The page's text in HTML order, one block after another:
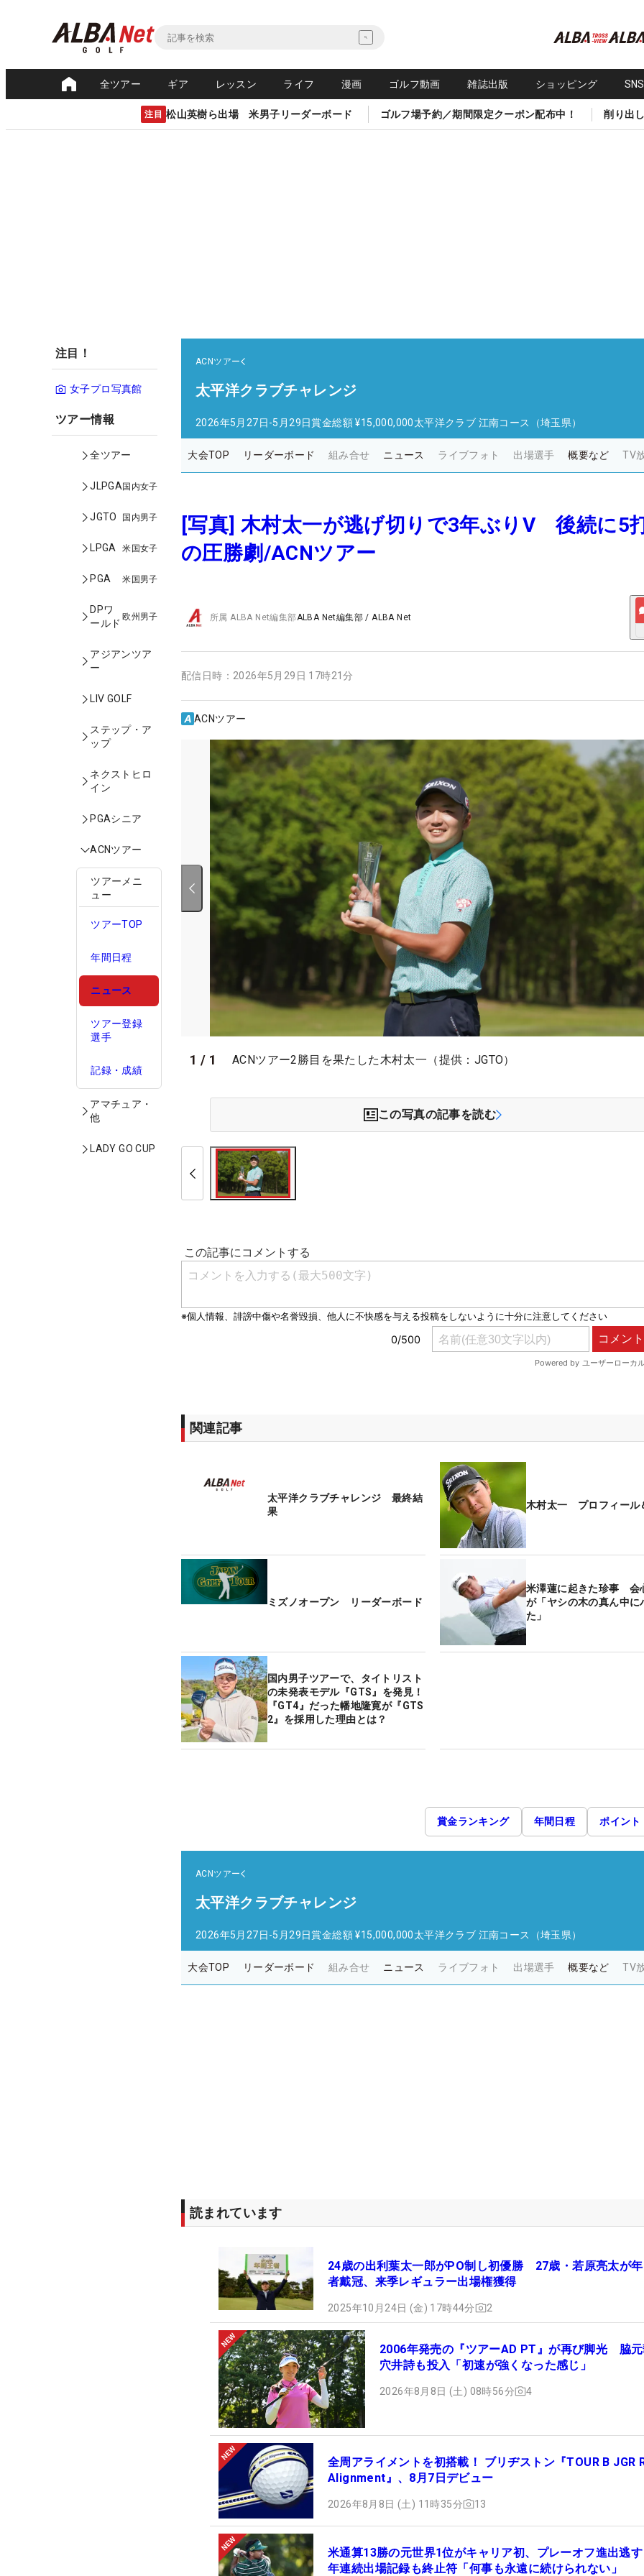
全ツアー ギア レッスン ライフ 漫画 ゴルフ動画 雑誌出版 ショッピング
注目 松山英樹ら出場 米男子リーダーボード ゴルフ場予約／期間限定クーポン配布中！ 削り出
注目！
女子プロ写真館
ツアー情報
全ツアー
JLPGA国内女子
JGTO 国内男子
LPGA 米国女子
PGA 米国男子
DPワ
ールド
欧州男子
アジアンツア
ー
LIV GOLF
ステップ・ア
ップ
ネクストヒロ
イン
PGAシニア
ACNツアー
ツアーメニ
ュー
ツアーTOP
年間日程
ニュース
ツアー登録
選手
記録・成績
アマチュア・
他
LADY GO CUP
ACNツアー
太平洋クラブチャレンジ
2026年5月27日-5月29日賞金総額 ¥15,000,000太平洋クラブ 江南コース（埼玉県）
大会TOP リーダーボード 組み合せ ニュース ライブフォト 出場選手 概要など TV
[写真] 木村太一が逃げ切りで3年ぶりV 後続に5
の圧勝劇/ACNツアー
所属ALBA Net編集部ALBA Net編集部 /ALBA Net
配信日時： 2026年5月29日 17時21分
ACNツアー
1 / 1 ACNツアー2勝目を果たした木村太一（提供：JGTO）
この写真の記事を読む
関連記事
太平洋クラブチャレンジ 最終結
果
木村太一 プロフィール
ミズノオープン リーダーボード
米澤蓮に起きた珍事 会
が「ヤシの木の真ん中に
た」
国内男子ツアーで、タイトリスト
の未発表モデル『GTS』を発見！
『GT4』だった幡地隆寛が『GTS
2』を採用した理由とは？
賞金ランキング 年間日程 ポイント
ACNツアー
太平洋クラブチャレンジ
2026年5月27日-5月29日賞金総額 ¥15,000,000太平洋クラブ 江南コース（埼玉県）
大会TOP リーダーボード 組み合せ ニュース ライブフォト 出場選手 概要など TV
読まれています
24歳の出利葉太一郎がPO制し初優勝 27歳・若原亮太が
者戴冠、来季レギュラー出場権獲得
2025年10月24日 (金) 17時44分 2
2006年発売の『ツアーAD PT』が再び脚光 脇
穴井詩も投入「初速が強くなった感じ」
2026年8月8日 (土) 08時56分 4
全周アライメントを初搭載！ ブリヂストン『TOUR B JGR
Alignment』、8月7日デビュー
2026年8月8日 (土) 11時35分 13
米通算13勝の元世界1位がキャリア初、プレーオフ進出逃
年連続出場記録も終止符「何事も永遠に続けられない」